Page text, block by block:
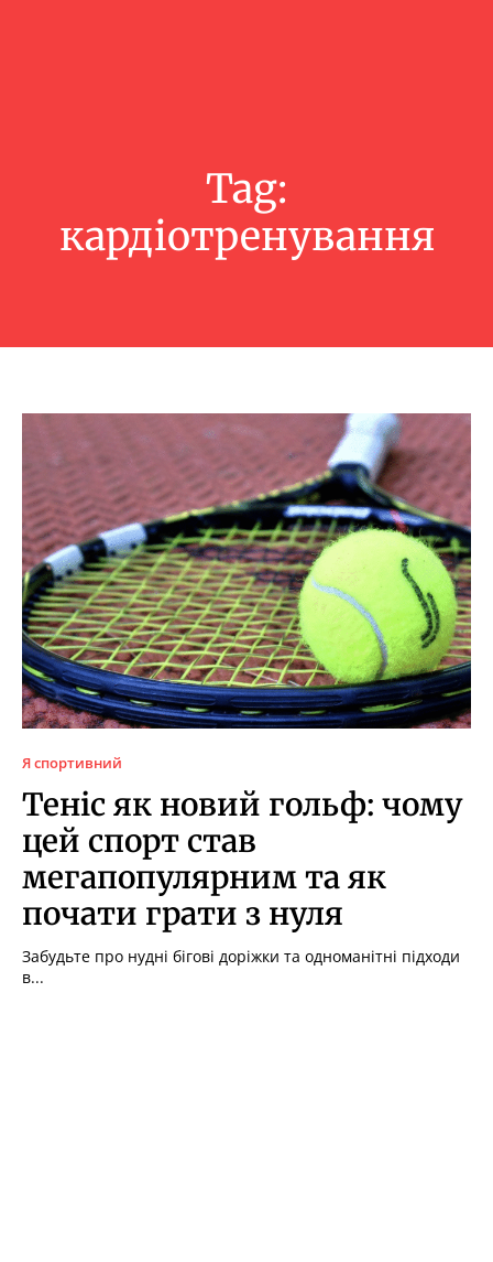
Tag:
кардіотренування
Я спортивний
Теніс як новий гольф: чому
цей спорт став
мегапопулярним та як
почати грати з нуля
Забудьте про нудні бігові доріжки та одноманітні підходи
в...